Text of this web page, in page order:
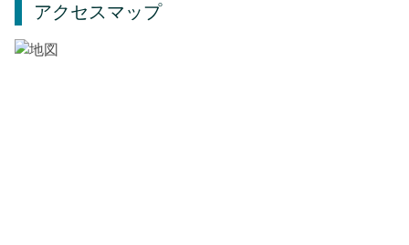
アクセスマップ